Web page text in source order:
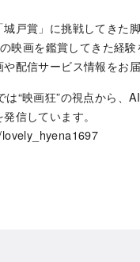
戸賞」に挑戦してきた
映画を鑑賞してきた経
配信サービス情報をお届
“映画狂”の視点から、
信しています。